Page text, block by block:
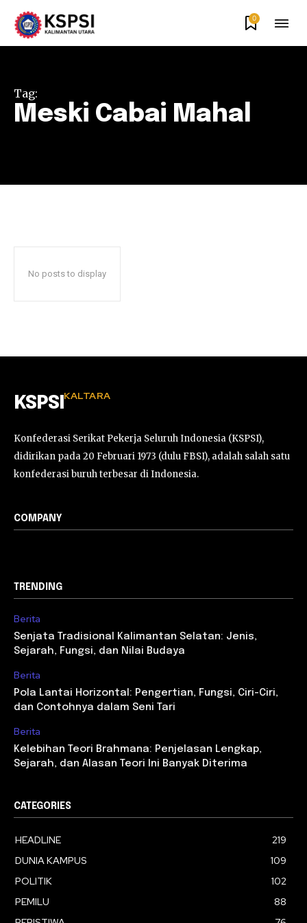
0
Tag:
Meski Cabai Mahal
No posts to display
KSPSI KALTARA
Konfederasi Serikat Pekerja Seluruh Indonesia (KSPSI),
didirikan pada 20 Februari 1973 (dulu FBSI), adalah salah satu
konfederasi buruh terbesar di Indonesia.
COMPANY
TRENDING
Berita
Senjata Tradisional Kalimantan Selatan: Jenis,
Sejarah, Fungsi, dan Nilai Budaya
Berita
Pola Lantai Horizontal: Pengertian, Fungsi, Ciri-Ciri,
dan Contohnya dalam Seni Tari
Berita
Kelebihan Teori Brahmana: Penjelasan Lengkap,
Sejarah, dan Alasan Teori Ini Banyak Diterima
CATEGORIES
HEADLINE
219
DUNIA KAMPUS
109
POLITIK
102
PEMILU
88